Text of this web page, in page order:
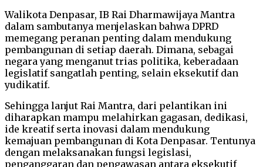
Walikota Denpasar, IB Rai Dharmawijaya Mantra
dalam sambutanya menjelaskan bahwa DPRD
memegang peranan penting dalam mendukung
pembangunan di setiap daerah. Dimana, sebagai
negara yang menganut trias politika, keberadaan
legislatif sangatlah penting, selain eksekutif dan
yudikatif.
Sehingga lanjut Rai Mantra, dari pelantikan ini
diharapkan mampu melahirkan gagasan, dedikasi,
ide kreatif serta inovasi dalam mendukung
kemajuan pembangunan di Kota Denpasar. Tentunya
dengan melaksanakan fungsi legislasi,
penganggaran dan pengawasan antara eksekutif